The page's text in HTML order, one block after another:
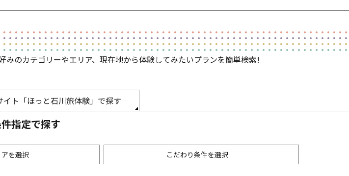
のカテゴリーやエリア、現在地から体験してみたいプランを簡単検索!
イト 「ほっと石川旅体験」で探す
指定で探す
を選択 こだわり条件を選択